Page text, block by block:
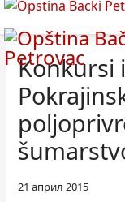
Konkursi
21 април 2015